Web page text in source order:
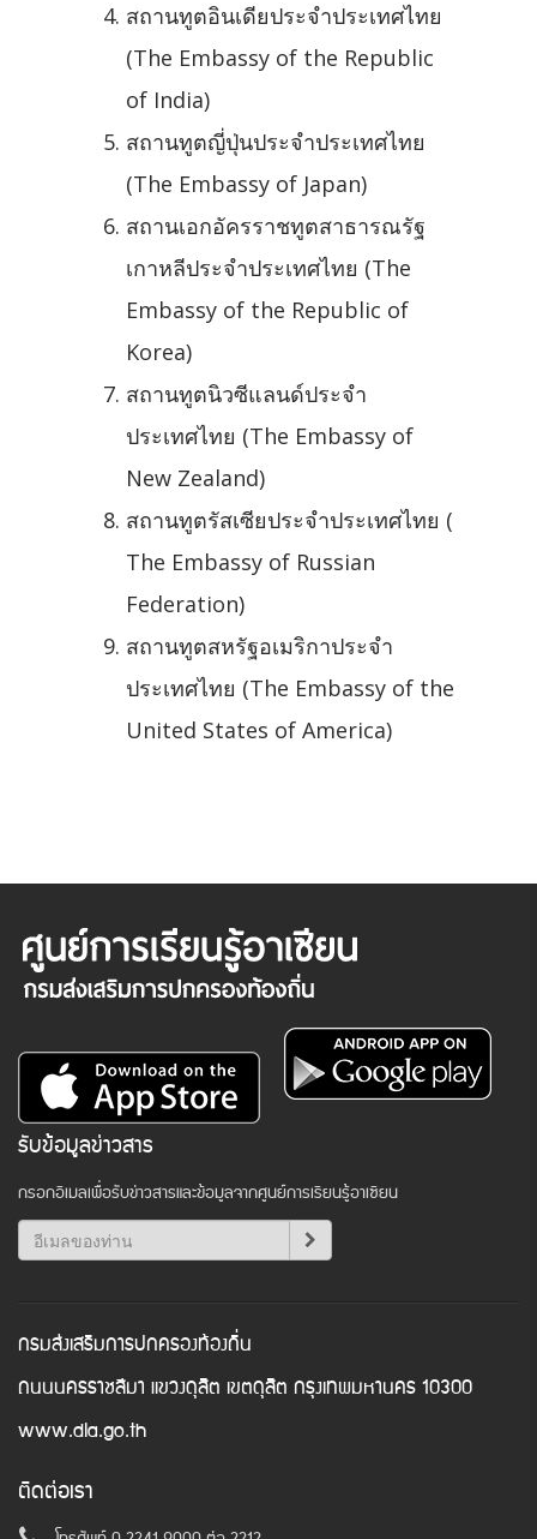
สถานทูตอินเดียประจำประเทศไทย
(The Embassy of the Republic
of India)
สถานทูตญี่ปุ่นประจำประเทศไทย
(The Embassy of Japan)
สถานเอกอัครราชทูตสาธารณรัฐ
เกาหลีประจำประเทศไทย (The
Embassy of the Republic of
Korea)
สถานทูตนิวซีแลนด์ประจำ
ประเทศไทย (The Embassy of
New Zealand)
สถานทูตรัสเซียประจำประเทศไทย (
The Embassy of Russian
Federation)
สถานทูตสหรัฐอเมริกาประจำ
ประเทศไทย (The Embassy of the
United States of America)
รับข้อมูลข่าวสาร
กรอกอีเมลเพื่อรับข่าวสารและข้อมูลจากศูนย์การเรียนรู้อาเซียน
กรมส่งเสริมการปกครองท้องถิ่น
ถนนนครราชสีมา แขวงดุสิต เขตดุสิต กรุงเทพมหานคร 10300
www.dla.go.th
ติดต่อเรา